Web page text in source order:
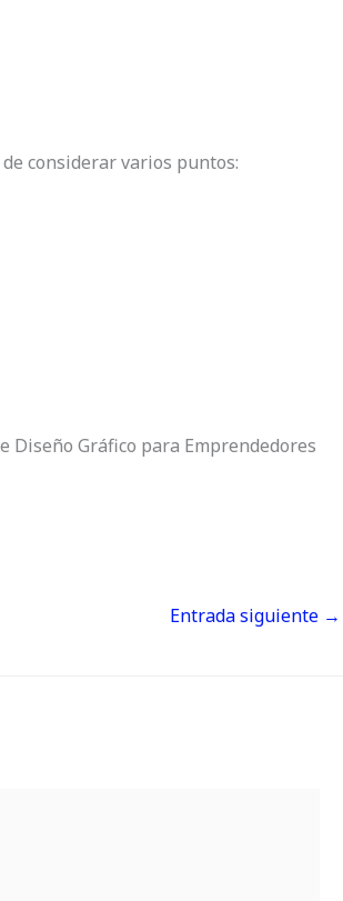
considerar varios puntos:
Gráfico para Emprendedores
Entrada siguiente →